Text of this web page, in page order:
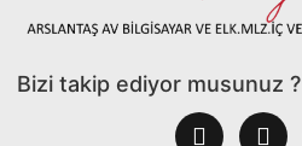
Bizi takip ediyor musunuz ?